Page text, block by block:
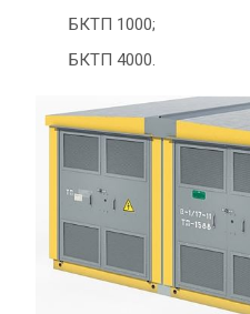
БКТП 1000;
БКТП 4000.